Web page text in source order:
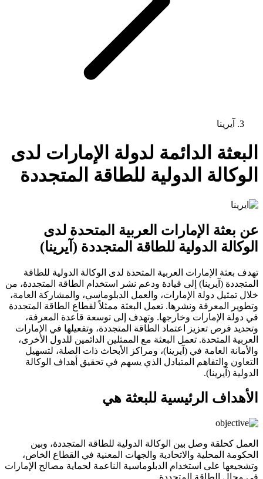
آيرينا
البعثة الدائمة لدولة الإمارات لدى
الوكالة الدولية للطاقة المتجددة
عن بعثة الإمارات العربية المتحدة لدى
الوكالة الدولية للطاقة المتجددة (آيرينا)
تهدف بعثة الإمارات العربية المتحدة لدى الوكالة الدولية للطاقة
المتجددة (آيرينا) إلى قيادة ودعم نشر استخدام الطاقة المتجددة، من
خلال تمثيل دولة الإمارات، والعمل الدبلوماسي، والمشاركة العامة،
وتطوير المعرفة ونشرها. تعمل البعثة ممثلاً لقطاع الطاقة المتجددة
في دولة الإمارات وخارجها. وتهدف إلى توسعة قاعدة المعرفة،
وتحديد فرص تعزيز اعتماد الطاقة المتجددة، وتفعيلها في الإمارات
العربية المتحدة. تعمل البعثة مع الممثلين الدائمين للدول الأخرى،
والأمانة العامة في (آيرينا)، ومراكز الأبحاث ذات الصلة، لتسهيل
التعاون والتفاهم المتبادل الذي يسهم في تحقيق أهداف الوكالة
الدولية (آيرينا).
الأهداف الرئيسية للبعثة هي
العمل كحلقة وصل بين الوكالة الدولية للطاقة المتجددة، وبين
الحكومة المحلية والاتحادية والجهات المعنية في القطاع الخاص،
وتشجيعها على استخدام الدبلوماسية الناعمة لحماية مصالح الإمارات